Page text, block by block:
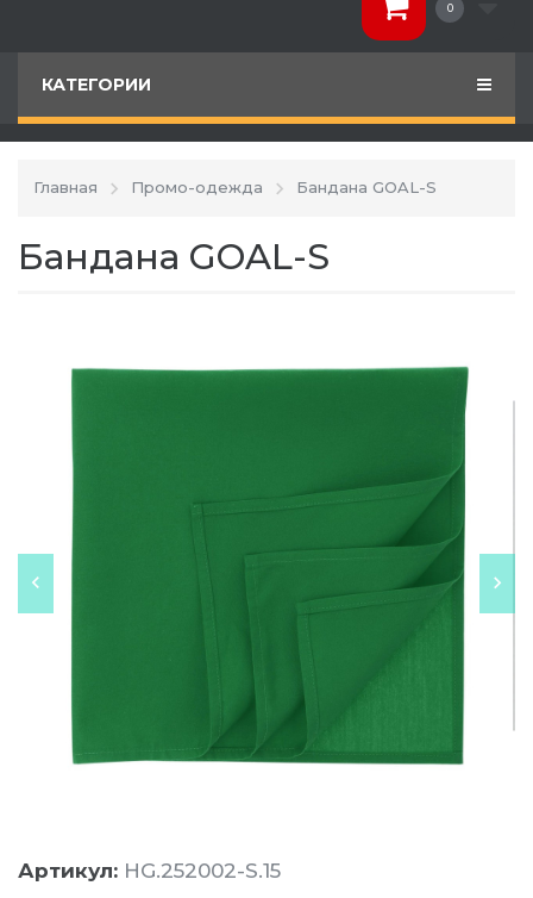
0
КАТЕГОРИИ
Главная Промо-одежда Бандана GOAL-S
Бандана GOAL-S
Артикул: HG.252002-S.15